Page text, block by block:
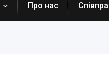
Про нас